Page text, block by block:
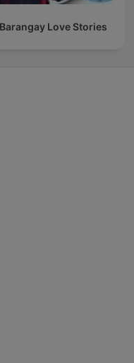
Barangay Love Stories